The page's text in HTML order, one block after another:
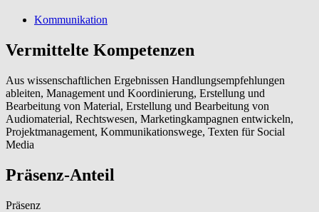
Kommunikation
Vermittelte Kompetenzen
Aus wissenschaftlichen Ergebnissen Handlungsempfehlungen
ableiten, Management und Koordinierung, Erstellung und
Bearbeitung von Material, Erstellung und Bearbeitung von
Audiomaterial, Rechtswesen, Marketingkampagnen entwickeln,
Projektmanagement, Kommunikationswege, Texten für Social
Media
Präsenz-Anteil
Präsenz